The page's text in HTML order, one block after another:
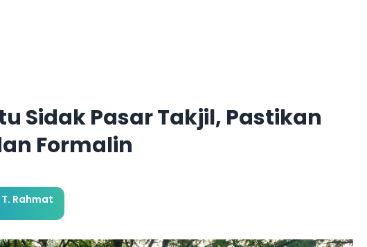
Sidak Pasar Takjil, Pastikan
Formalin
T. Rahmat